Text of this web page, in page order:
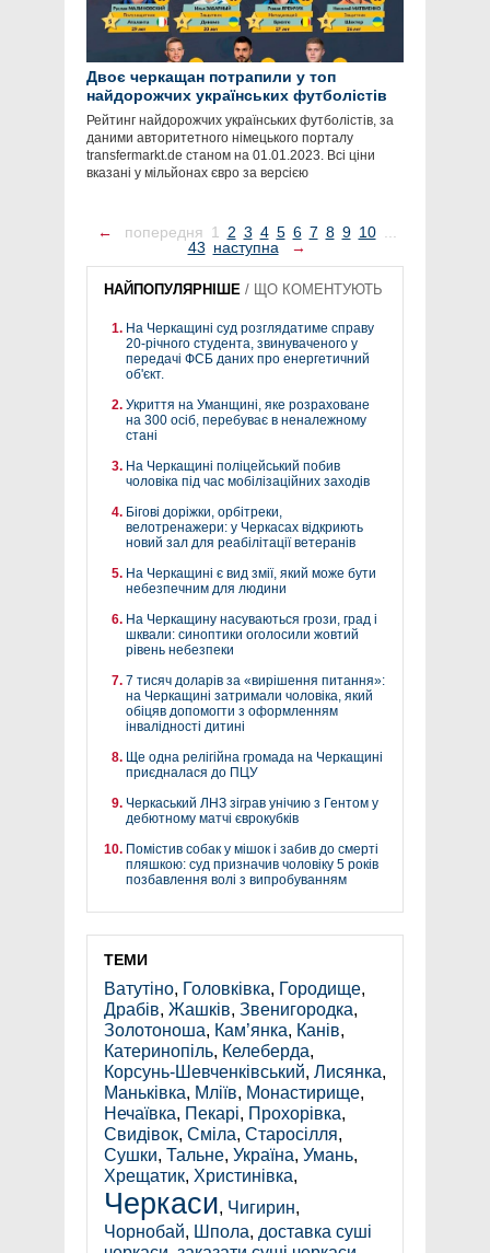
Двоє черкащан потрапили у топ
найдорожчих українських футболістів
Рейтинг найдорожчих українських футболістів, за
даними авторитетного німецького порталу
transfermarkt.de станом на 01.01.2023. Всі ціни
вказані у мільйонах євро за версією
← попередня 1 2 3 4 5 6 7 8 9 10 ...
43 наступна →
НАЙПОПУЛЯРНІШЕ / ЩО КОМЕНТУЮТЬ
На Черкащині суд розглядатиме справу
20-річного студента, звинуваченого у
передачі ФСБ даних про енергетичний
об'єкт.
Укриття на Уманщині, яке розраховане
на 300 осіб, перебуває в неналежному
стані
На Черкащині поліцейський побив
чоловіка під час мобілізаційних заходів
Бігові доріжки, орбітреки,
велотренажери: у Черкасах відкриють
новий зал для реабілітації ветеранів
На Черкащині є вид змії, який може бути
небезпечним для людини
На Черкащину насуваються грози, град і
шквали: синоптики оголосили жовтий
рівень небезпеки
7 тисяч доларів за «вирішення питання»:
на Черкащині затримали чоловіка, який
обіцяв допомогти з оформленням
інвалідності дитині
Ще одна релігійна громада на Черкащині
приєдналася до ПЦУ
Черкаський ЛНЗ зіграв унічию з Гентом у
дебютному матчі єврокубків
Помістив собак у мішок і забив до смерті
пляшкою: суд призначив чоловіку 5 років
позбавлення волі з випробуванням
ТЕМИ
Ватутіно, Головківка, Городище,
Драбів, Жашків, Звенигородка,
Золотоноша, Кам’янка, Канів,
Катеринопіль, Келеберда,
Корсунь-Шевченківський, Лисянка,
Маньківка, Мліїв, Монастирище,
Нечаївка, Пекарі, Прохорівка,
Свидівок, Сміла, Старосілля,
Сушки, Тальне, Україна, Умань,
Хрещатик, Христинівка,
Черкаси, Чигирин,
Чорнобай, Шпола, доставка суші